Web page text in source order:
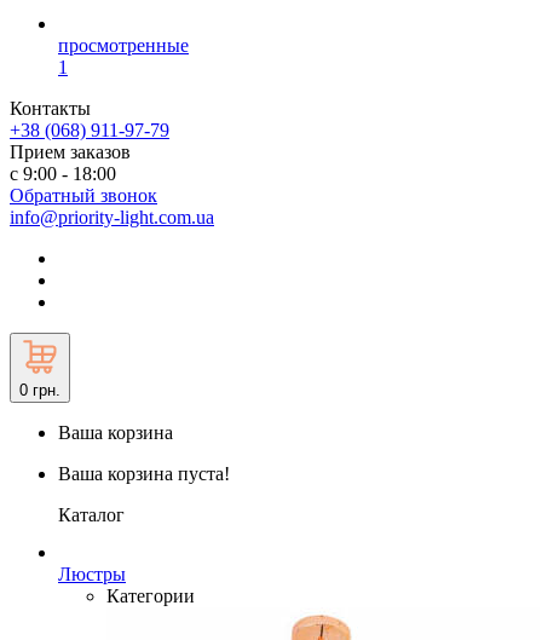
просмотренные
1
Контакты
+38 (068) 911-97-79
Прием заказов
с 9:00 - 18:00
Обратный звонок
info@priority-light.com.ua
0 грн.
Ваша корзина
Ваша корзина пуста!
Каталог
Люстры
Категории